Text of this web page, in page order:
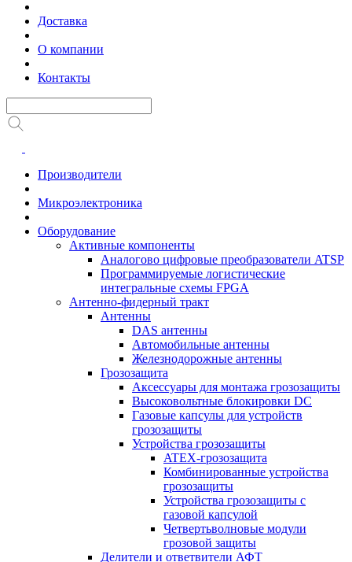
Доставка
О компании
Контакты
Производители
Микроэлектроника
Оборудование
Активные компоненты
Аналогово цифровые преобразователи ATSP
Программируемые логистические
интегральные схемы FPGA
Антенно-фидерный тракт
Антенны
DAS антенны
Автомобильные антенны
Железнодорожные антенны
Грозозащита
Аксессуары для монтажа грозозащиты
Высоковольтные блокировки DC
Газовые капсулы для устройств
грозозащиты
Устройства грозозащиты
ATEX-грозозащита
Комбинированные устройства
грозозащиты
Устройства грозозащиты с
газовой капсулой
Четвертьволновые модули
грозовой защиты
Делители и ответвители АФТ